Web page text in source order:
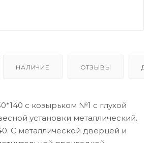
НАЛИЧИЕ ОТЗЫВЫ
с козырьком №1 с глухой
установки металлический.
C металлической дверцей и